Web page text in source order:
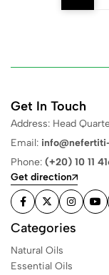
Get In Touch
Address: Head
Email:
Phone: (+20) 10 11
Get direction
Categories
Natural Oils
Essential Oils